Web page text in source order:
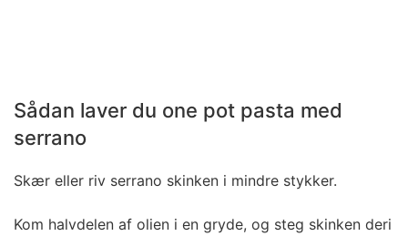
Sådan laver du one pot pasta med
serrano
Skær eller riv serrano skinken i mindre stykker.
Kom halvdelen af olien i en gryde, og steg skinken deri